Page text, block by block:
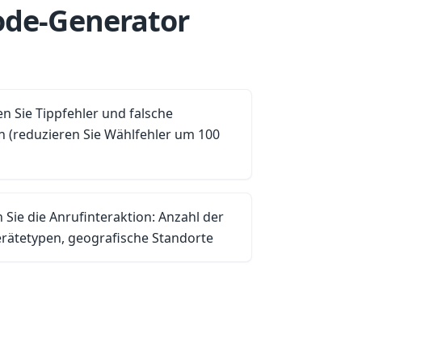
Generator
Sie Tippfehler und falsche
(reduzieren Sie Wählfehler um 100
Sie die Anrufinteraktion: Anzahl der
geografische Standorte